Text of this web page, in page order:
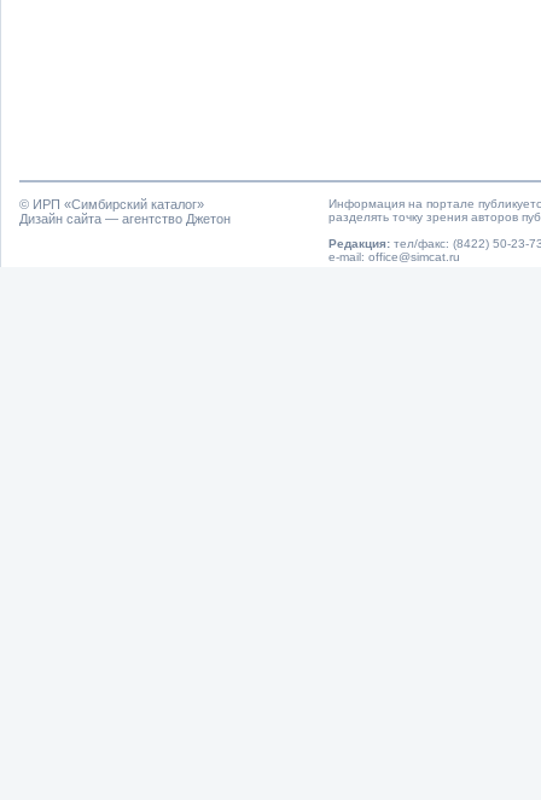
© ИРП «Симбирский каталог»
Дизайн сайта — агентство Джетон
Информация на портале
разделять точку зрения авторов
Редакция: тел/факс: (8422) 50-23-
e-mail: office@simcat.ru